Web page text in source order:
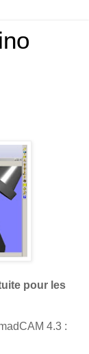
pour les
4.3 :